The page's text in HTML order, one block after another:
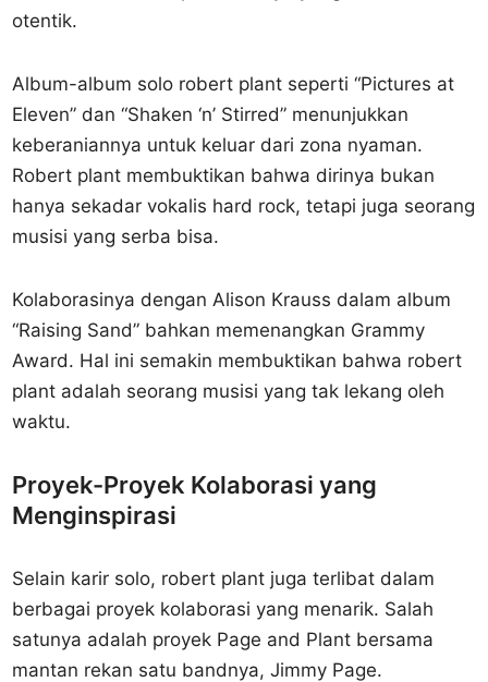
otentik.
Album-album solo robert plant seperti “Pictures at
Eleven” dan “Shaken ‘n’ Stirred” menunjukkan
keberaniannya untuk keluar dari zona nyaman.
Robert plant membuktikan bahwa dirinya bukan
hanya sekadar vokalis hard rock, tetapi juga seorang
musisi yang serba bisa.
Kolaborasinya dengan Alison Krauss dalam album
“Raising Sand” bahkan memenangkan Grammy
Award. Hal ini semakin membuktikan bahwa robert
plant adalah seorang musisi yang tak lekang oleh
waktu.
Proyek-Proyek Kolaborasi yang
Menginspirasi
Selain karir solo, robert plant juga terlibat dalam
berbagai proyek kolaborasi yang menarik. Salah
satunya adalah proyek Page and Plant bersama
mantan rekan satu bandnya, Jimmy Page.